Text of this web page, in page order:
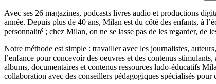
Avec ses 26 magazines, podcasts livres audio et productions
année. Depuis plus de 40 ans, Milan est du côté des enfants, à
personnalité ; chez Milan, on ne se lasse pas de les regarder, de
Notre méthode est simple : travailler avec les journalistes,
l’enfance pour concevoir des oeuvres et des contenus
albums, documentaires et contenus ressources ludo-éducatifs
collaboration avec des conseillers pédagogiques spécialisés pour